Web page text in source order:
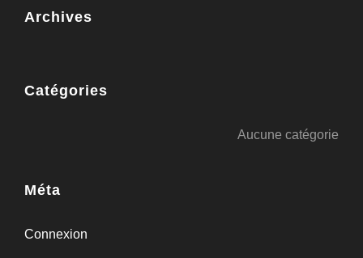
Archives
Catégories
Aucune catégorie
Méta
Connexion